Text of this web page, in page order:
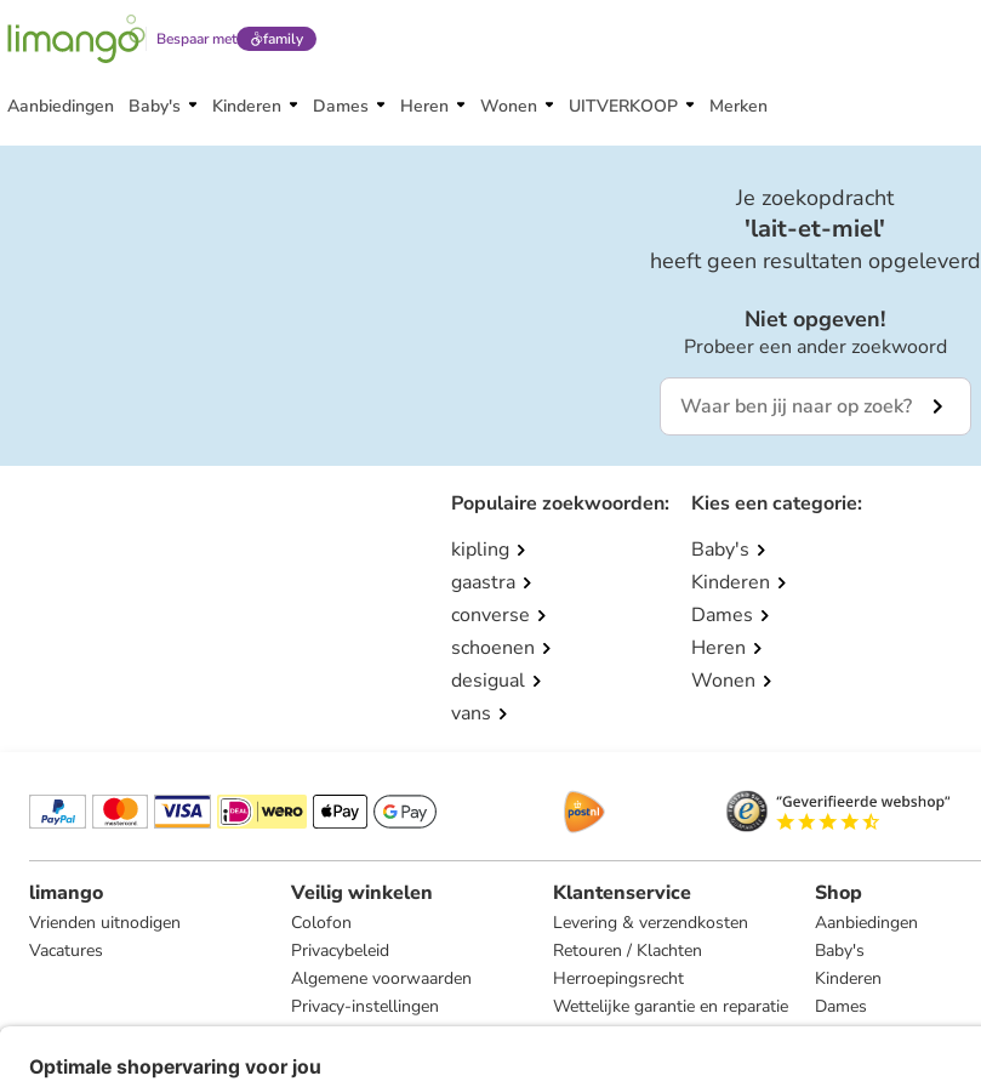
Bespaar met family
Aanbiedingen Baby's Kinderen Dames Heren Wonen UITVERKOOP Merken
Je zoekopdracht
'lait-et-miel'
heeft geen resultaten opgeleverd
Niet opgeven!
Probeer een ander zoekwoord
Populaire zoekwoorden:
kipling
gaastra
converse
schoenen
desigual
vans
Kies een categorie:
Baby's
Kinderen
Dames
Heren
Wonen
limango
Vrienden uitnodigen
Vacatures
Veilig winkelen
Colofon
Privacybeleid
Algemene voorwaarden
Privacy-instellingen
Compliance
Klantenservice
Levering & verzendkosten
Retouren / Klachten
Herroepingsrecht
Wettelijke garantie en reparatie
Shop
Aanbiedingen
Baby's
Kinderen
Dames
Heren